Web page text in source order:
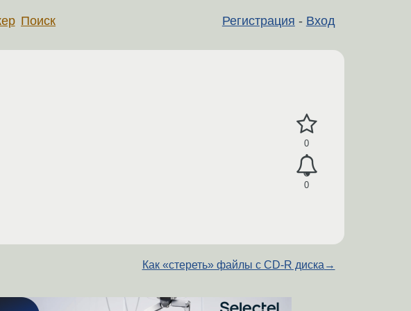
Регистрация - Вход
Поиск
0
0
Как «стереть» файлы с CD-R диска →